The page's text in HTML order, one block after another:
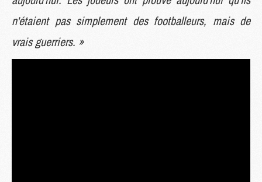
n'étaient pas simplement des footballeurs, mais de
vrais guerriers. »